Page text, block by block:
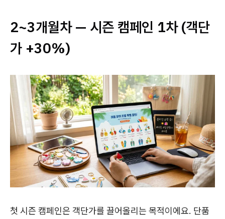
2~3개월차 — 시즌 캠페인 1차 (객단
가 +30%)
첫 시즌 캠페인은 객단가를 끌어올리는 목적이에요. 단품